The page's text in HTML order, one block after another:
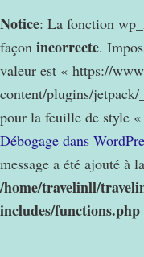
Notice: La fonction
façon incorrecte.
valeur est « https://
content/plugins/
pour la feuille de style
Débogage dans
message a été ajouté à
/home/travelinll/
includes/functions.php